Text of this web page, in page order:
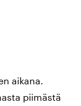
aikana.
piimästä